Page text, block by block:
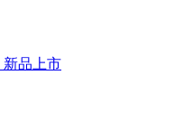
新品上市